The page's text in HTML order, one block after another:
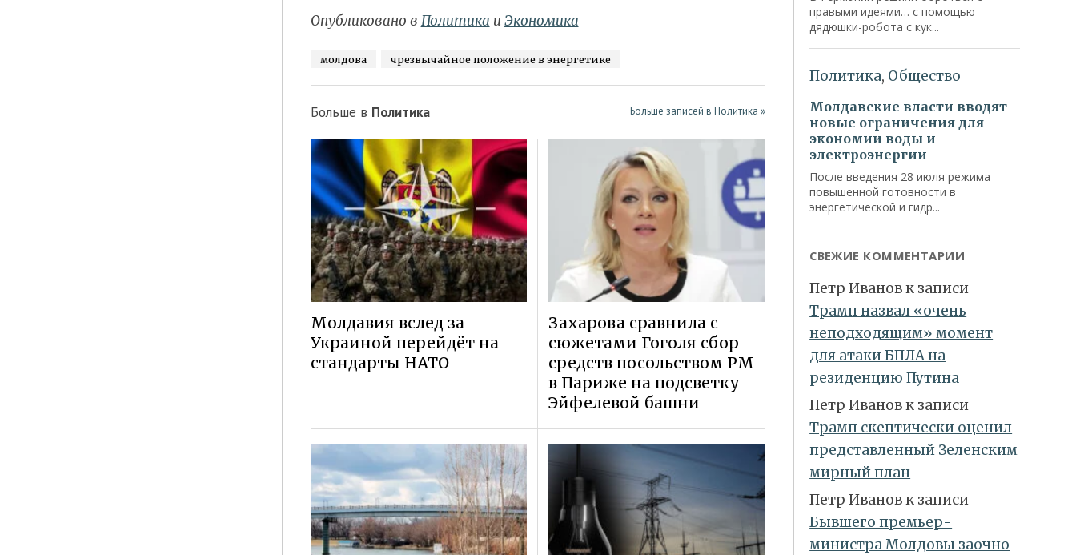
Опубликовано в Политика и Экономика
молдова чрезвычайное положение в энергетике
Больше в Политика Больше записей в Политика »
Молдавия вслед за
Украиной перейдёт на
стандарты НАТО
Захарова сравнила с
сюжетами Гоголя сбор
средств посольством РМ
в Париже на подсветку
Эйфелевой башни
СВЕЖИЕ КОММЕНТАРИИ
Петр Ивановк записи
Трамп назвал «очень
неподходящим» момент
для атаки БПЛА на
резиденцию Путина
Петр Ивановк записи
Трамп скептически оценил
представленный Зеленским
мирный план
Петр Ивановк записи
Бывшего премьер-
министра Молдовы заочно